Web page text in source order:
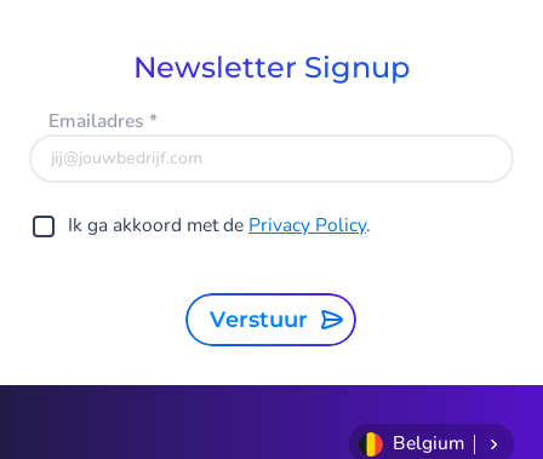
Newsletter Signup
Emailadres *
Ik ga akkoord met dePrivacy Policy.
Verstuur
Belgium